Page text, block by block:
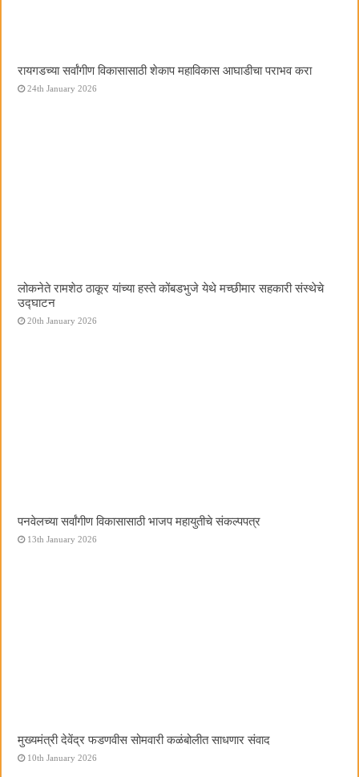
रायगडच्या सर्वांगीण विकासासाठी शेकाप महाविकास आघाडीचा पराभव करा
24th January 2026
लोकनेते रामशेठ ठाकूर यांच्या हस्ते कोंबडभुजे येथे मच्छीमार सहकारी संस्थेचे
उद्घाटन
20th January 2026
पनवेलच्या सर्वांगीण विकासासाठी भाजप महायुतीचे संकल्पपत्र
13th January 2026
मुख्यमंत्री देवेंद्र फडणवीस सोमवारी कळंबोलीत साधणार संवाद
10th January 2026